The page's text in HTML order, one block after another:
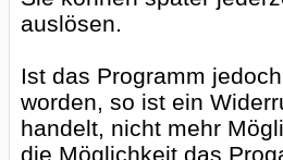
auslösen.
Ist das Programm
worden, so ist ein
handelt, nicht mehr
die Möglichkeit das